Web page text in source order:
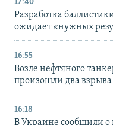
17:40
Разработка
ожидает «нужных
16:55
Возле нефтяного
произошли два взрыва
16:18
В Украине сообщили